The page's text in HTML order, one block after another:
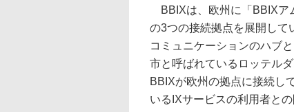
BBIXは、欧州に「BBIXア
の3つの接続拠点を展開して
コミュニケーションのハブ
市と呼ばれているロッテル
BBIXが欧州の拠点に接続し
いるIXサービスの利用者と